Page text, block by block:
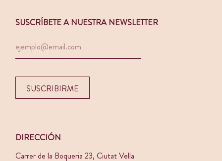
SUSCRÍBETE A NUESTRA NEWSLETTER
DIRECCIÓN
Carrer de la Boqueria 23, Ciutat Vella